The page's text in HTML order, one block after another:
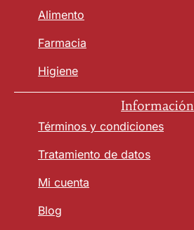
Alimento
Farmacia
Higiene
Información
Términos y condiciones
Tratamiento de datos
Mi cuenta
Blog